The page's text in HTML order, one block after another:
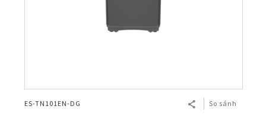
ES-TN101EN-DG So sánh